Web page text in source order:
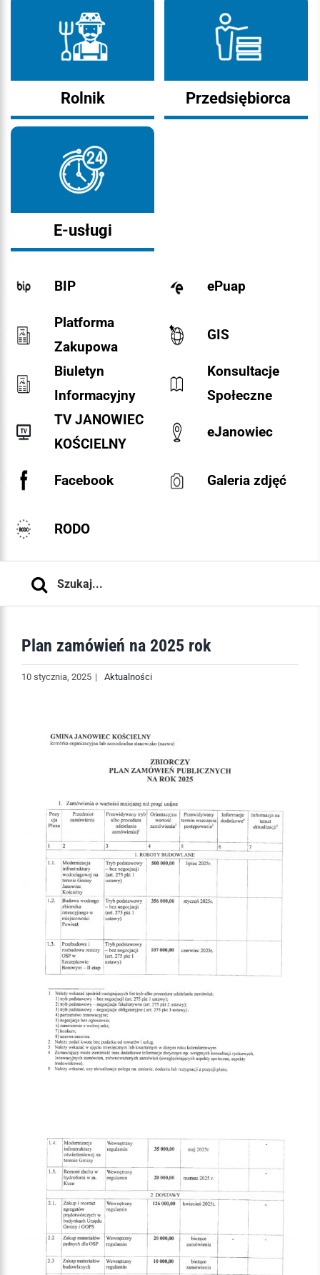
Rolnik Przedsiębiorca
E-usługi
BIP ePuap
Platforma
Zakupowa
GIS
Biuletyn
Informacyjny
Konsultacje
Społeczne
TV JANOWIEC
KOŚCIELNY
eJanowiec
Facebook Galeria zdjęć
RODO
Plan zamówień na 2025 rok
10 stycznia, 2025 | Aktualności